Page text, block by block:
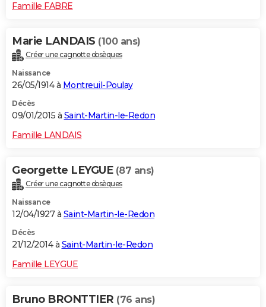
Famille FABRE
Marie LANDAIS (100 ans)
Créer une cagnotte obsèques
Naissance
26/05/1914 à Montreuil-Poulay
Décès
09/01/2015 à Saint-Martin-le-Redon
Famille LANDAIS
Georgette LEYGUE (87 ans)
Créer une cagnotte obsèques
Naissance
12/04/1927 à Saint-Martin-le-Redon
Décès
21/12/2014 à Saint-Martin-le-Redon
Famille LEYGUE
Bruno BRONTTIER (76 ans)